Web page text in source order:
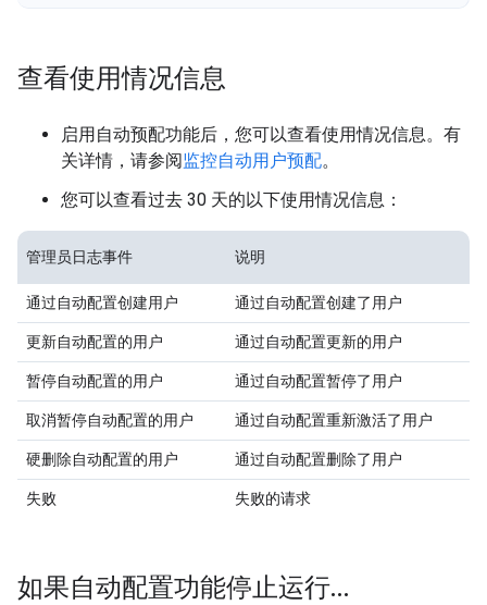
查看使用情况信息
启用自动预配功能后，您可以查看使用情况信息。有
关详情，请参阅监控自动用户预配。
您可以查看过去 30 天的以下使用情况信息：
管理员日志事件 说明
通过自动配置创建用户 通过自动配置创建了用户
更新自动配置的用户 通过自动配置更新的用户
暂停自动配置的用户 通过自动配置暂停了用户
取消暂停自动配置的用户 通过自动配置重新激活了用户
硬删除自动配置的用户 通过自动配置删除了用户
失败 失败的请求
如果自动配置功能停止运行…